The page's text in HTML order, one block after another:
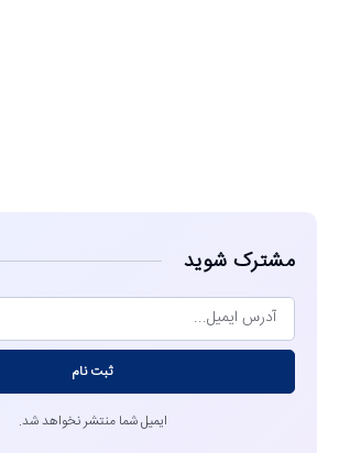
مشترک شوید
ثبت نام
ایمیل شما منتشر نخواهد شد.